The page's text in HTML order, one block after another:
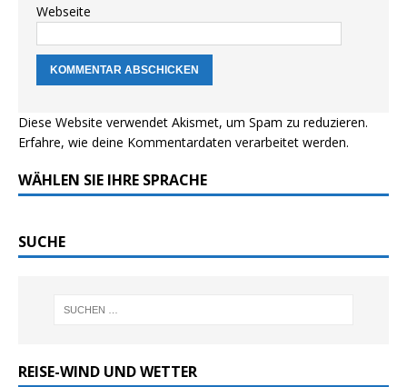
Webseite
Diese Website verwendet Akismet, um Spam zu reduzieren.
Erfahre, wie deine Kommentardaten verarbeitet werden.
WÄHLEN SIE IHRE SPRACHE
SUCHE
REISE-WIND UND WETTER